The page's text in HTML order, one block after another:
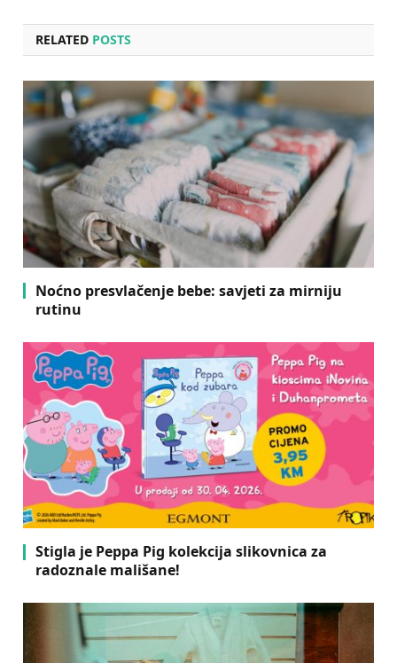
RELATED POSTS
Noćno presvlačenje bebe: savjeti za mirniju
rutinu
Stigla je Peppa Pig kolekcija slikovnica za
radoznale mališane!